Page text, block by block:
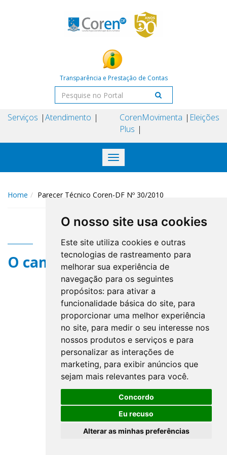
O nosso site usa cookies
Este site utiliza cookies e outras
tecnologias de rastreamento para
melhorar sua experiência de
navegação para os seguintes
propósitos: para ativar a
funcionalidade básica do site, para
proporcionar uma melhor experiência
no site, para medir o seu interesse nos
nossos produtos e serviços e para
personalizar as interações de
marketing, para exibir anúncios que
sejam mais relevantes para você.
Concordo
Eu recuso
Alterar as minhas preferências
Transparência e Prestação de Contas
Serviços Atendimento
Coren
Plus
Movimenta Eleições
Toggle
navigation
Home Parecer Técnico Coren-DF Nº 30/2010
O campo title não existe.